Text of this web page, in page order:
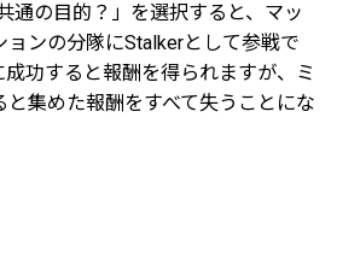
通の目的？」を選択すると、マッ
ョンの分隊にStalkerとして参戦で
功すると報酬を得られますが、ミ
と集めた報酬をすべて失うことにな